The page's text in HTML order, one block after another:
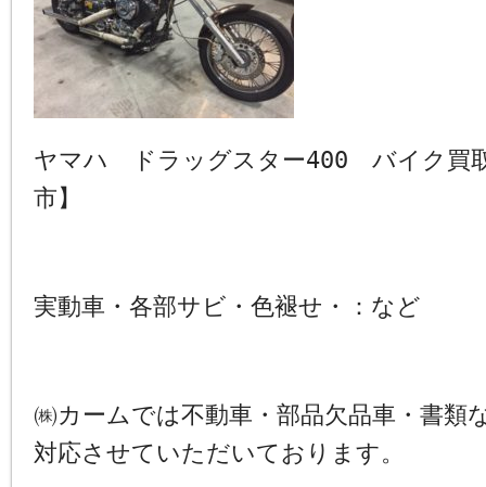
ヤマハ ドラッグスター400 バイク買
市】
実動車・各部サビ・色褪せ・：など
㈱カームでは不動車・部品欠品車・書類
対応させていただいております。